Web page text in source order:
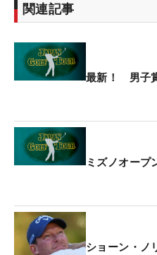
関連記事
最新！ 男子
ミズノオー
ショーン・